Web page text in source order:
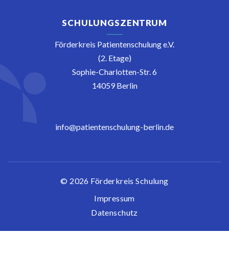
SCHULUNGSZENTRUM
Förderkreis Patientenschulung e.V.
(2. Etage)
Sophie-Charlotten-Str. 6
14059 Berlin
info@patientenschulung-berlin.de
© 2026 Förderkreis Schulung
Impressum
Datenschutz